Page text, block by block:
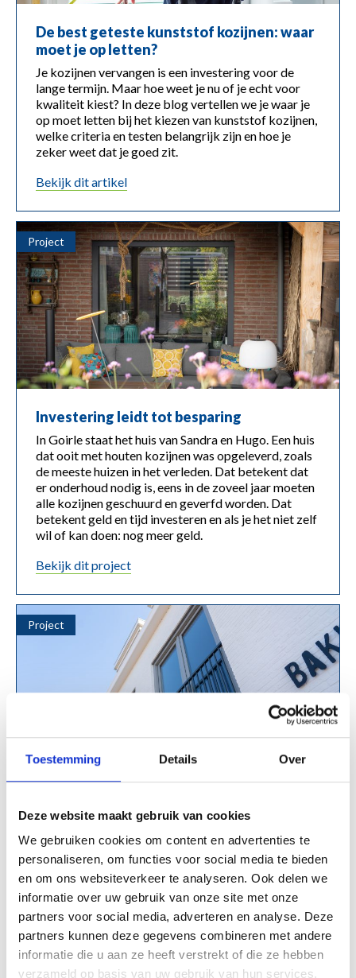
Toestemming Details Over
Deze website maakt gebruik van cookies
We gebruiken cookies om content en advertenties te
personaliseren, om functies voor social media te bieden
en om ons websiteverkeer te analyseren. Ook delen we
informatie over uw gebruik van onze site met onze
partners voor social media, adverteren en analyse. Deze
partners kunnen deze gegevens combineren met andere
informatie die u aan ze heeft verstrekt of die ze hebben
verzameld op basis van uw gebruik van hun services.
De best geteste kunststof kozijnen: waar
moet je op letten?
Je kozijnen vervangen is een investering voor de
lange termijn. Maar hoe weet je nu of je echt voor
kwaliteit kiest? In deze blog vertellen we je waar je
op moet letten bij het kiezen van kunststof kozijnen,
welke criteria en testen belangrijk zijn en hoe je
zeker weet dat je goed zit.
bekijk dit artikel
Project
Investering leidt tot besparing
In Goirle staat het huis van Sandra en Hugo. Een huis
dat ooit met houten kozijnen was opgeleverd, zoals
de meeste huizen in het verleden. Dat betekent dat
er onderhoud nodig is, eens in de zoveel jaar moeten
alle kozijnen geschuurd en geverfd worden. Dat
betekent geld en tijd investeren en als je het niet zelf
wil of kan doen: nog meer geld.
bekijk dit project
Project
Een stijlvolle bakkerij in het ‘Hart van Alphen’ is
voorzien van prachtige kozijnen met een matte UV-
bestendige folie. Een strakke en chique invulling
waarmee de aannemer en projectontwikkelaar
‘outside the box’ gingen,
bekijk dit project